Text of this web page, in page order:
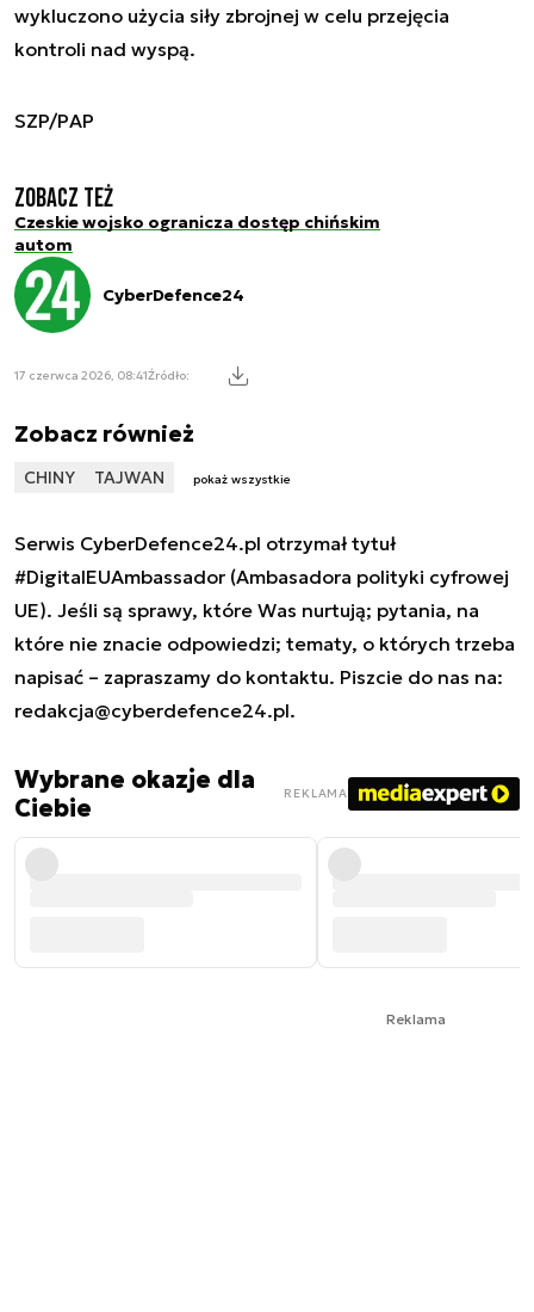
wykluczono użycia siły zbrojnej w celu przejęcia
kontroli nad wyspą.
SZP/PAP
Zobacz też
Czeskie wojsko ogranicza dostęp chińskim
autom
CyberDefence24
17 czerwca 2026, 08:41Źródło:
Zobacz również
CHINY TAJWAN pokaż wszystkie
Serwis CyberDefence24.pl otrzymał tytuł
#DigitalEUAmbassador (Ambasadora polityki cyfrowej
UE). Jeśli są sprawy, które Was nurtują; pytania, na
które nie znacie odpowiedzi; tematy, o których trzeba
napisać – zapraszamy do kontaktu. Piszcie do nas na:
redakcja@cyberdefence24.pl.
Wybrane okazje dla
Ciebie
REKLAMA
Reklama